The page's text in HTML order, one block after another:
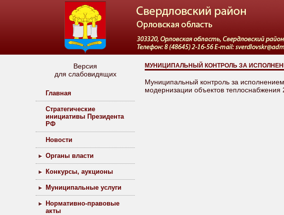
Версия
для слабовидящих
Главная
Стратегические
инициативы Президента
РФ
Новости
Органы власти
Конкурсы, аукционы
Муниципальные услуги
Нормативно-правовые
акты
МУНИЦИПАЛЬНЫЙ КОНТРОЛЬ ЗА
Муниципальный контроль за
модернизации объектов теплоснабжения